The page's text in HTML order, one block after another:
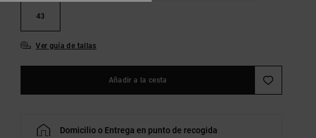
43
Ver guía de tallas
Añadir a la cesta
Domicilio o Entrega en punto de recogida